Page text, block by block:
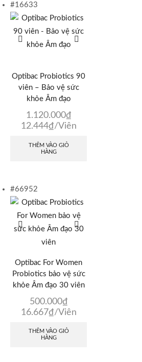
#16633
Optibac Probiotics 90
viên – Bảo vệ sức
khỏe Âm đạo
1.120.000₫
12.444₫/Viên
THÊM VÀO GIỎ
HÀNG
#66952
Optibac For Women
Probiotics bảo vệ sức
khỏe Âm đạo 30 viên
500.000₫
16.667₫/Viên
THÊM VÀO GIỎ
HÀNG